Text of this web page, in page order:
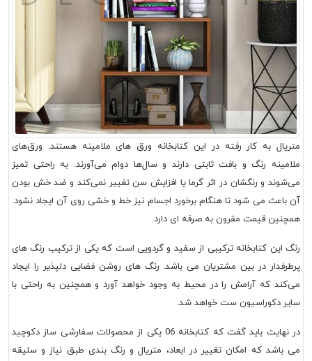
متریال به کار رفته در این کتابخانه ورق های ملامینه هستند. ورق‌های
ملامینه رنگ و بافت ثابتی دارند و سال‌ها دوام می‌آورند. به راحتی تمیز
می‌شوند و رنگشان در اثر گرما یا افزایش سن تغییر نمی‌کند و ضد خش بودن
آن باعث می شود تا هنگام برخورد اجسام نیز خط و خشی روی آن ایجاد نشود.
همچنین قیمت مقرون به صرفه ای دارد.
رنگ این کتابخانه ترکیبی از سفید و گردویی است که یکی از ترکیب رنگ های
پرطرفدار در بین مشتریان می باشد. رنگ های روشن فضایی دلپذیر را ایجاد
می‌کند که آرامش را در محیط به وجود خواهد آورد و همچنین به راحتی با
سایر دکوراسیون ست خواهد شد.
در نهایت باید گفت که کتابخانه 06 یکی از محصولات سفارشی ساز دکوچید
می باشد که امکان تغییر در ابعاد، متریال و رنگ بندی طبق نیاز و سلیقه